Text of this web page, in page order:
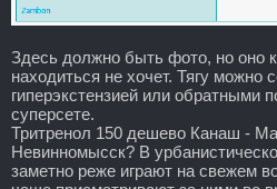
Здесь должно быть фото, но оно
находиться не хочет. Тягу можно
гиперэкстензией или обратными
суперсете.
Тритренол 150 дешево Канаш -
Невинномысск? В
заметно реже играют на свежем